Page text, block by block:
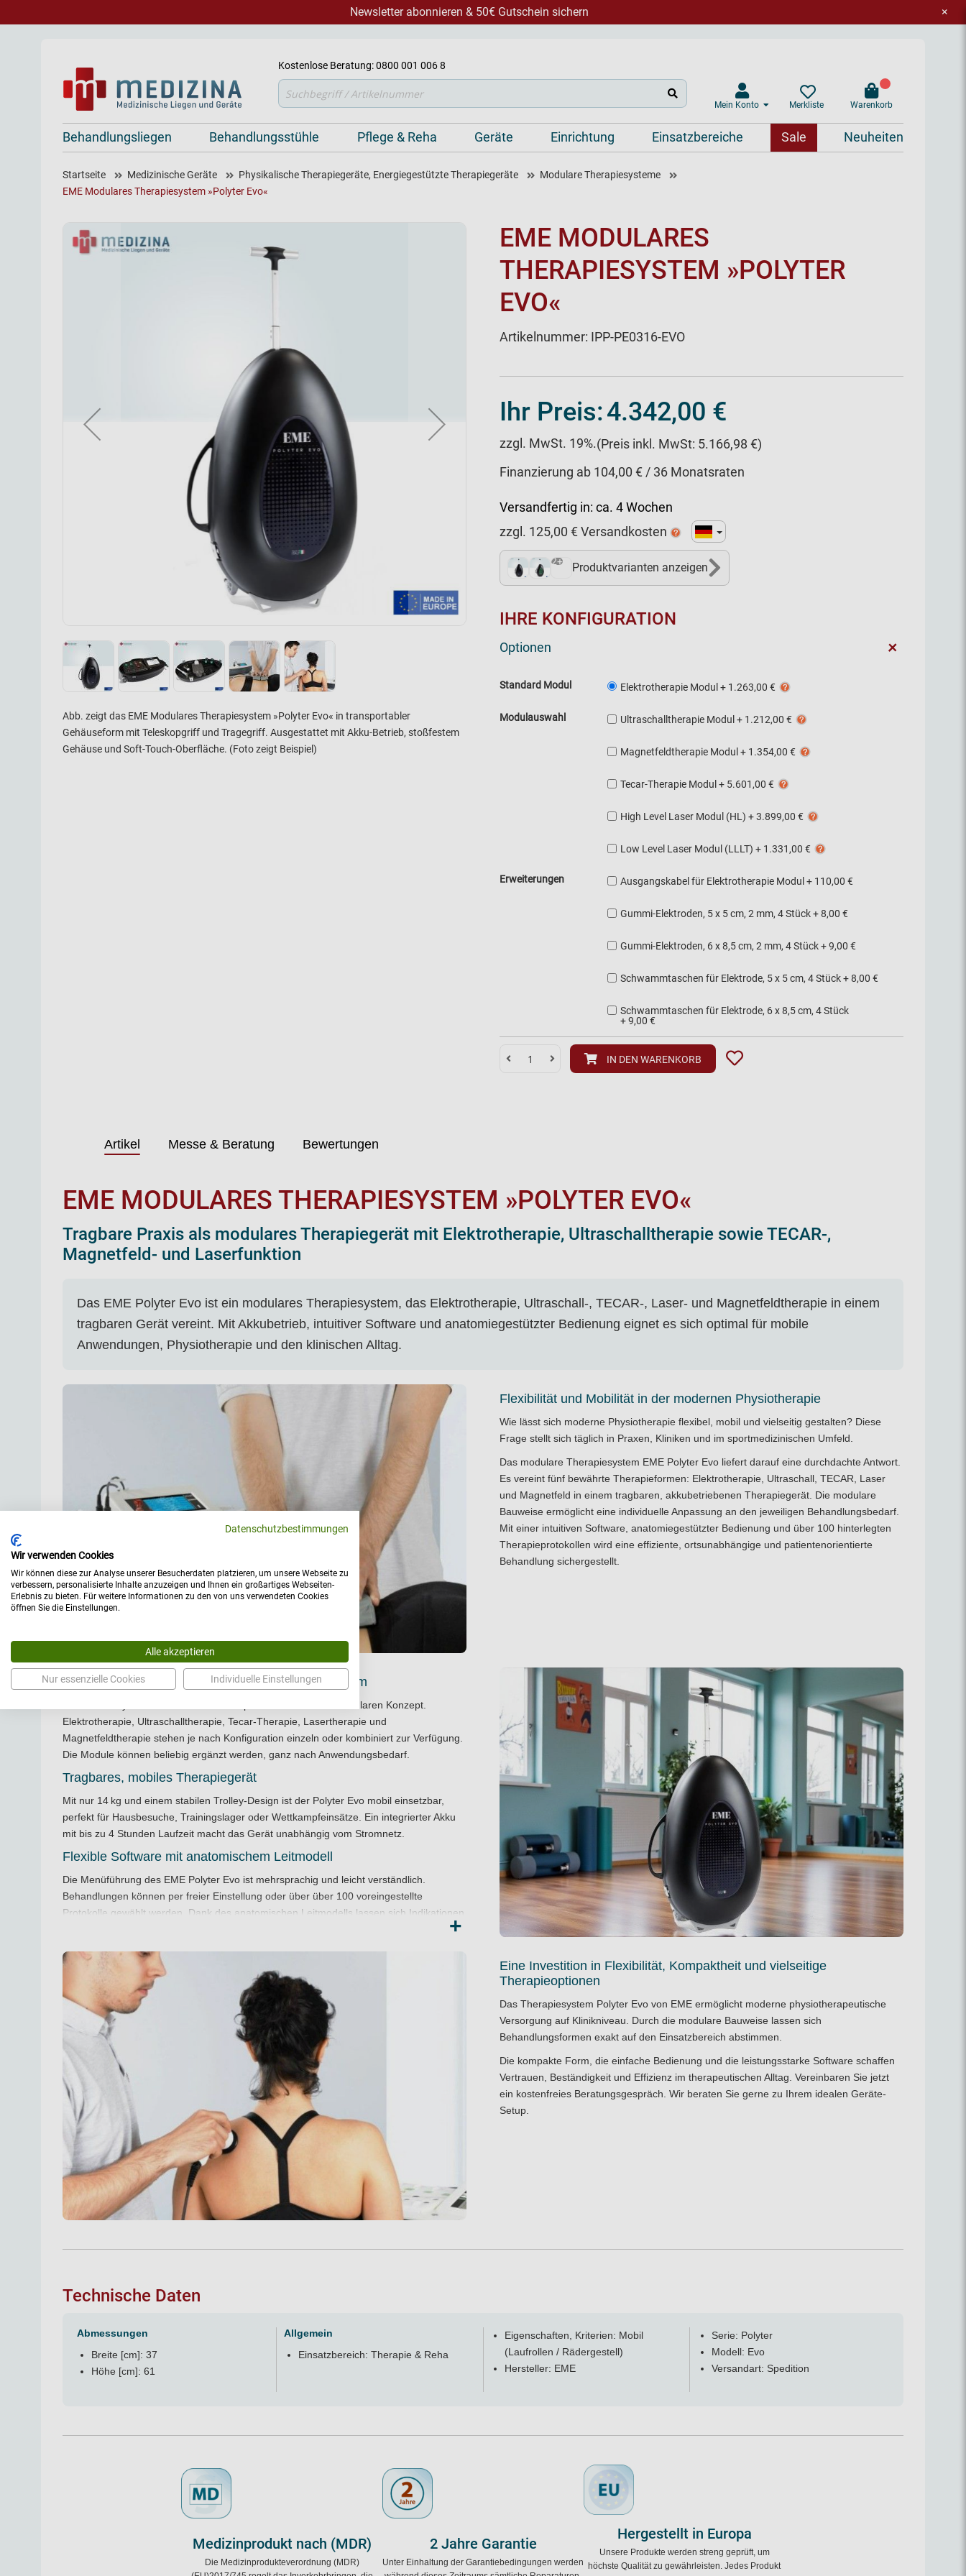
×
Newsletter abonnieren & 50€ Gutschein sichern
Kostenlose Beratung: 0800 001 006 8
Mein Konto Merkliste Warenkorb
Suche
Behandlungsliegen Behandlungsstühle Pflege & Reha Geräte Einrichtung Einsatzbereiche Sale Neuheiten
Startseite Medizinische Geräte Physikalische Therapiegeräte, Energiegestützte Therapiegeräte
Modulare Therapiesysteme
EME Modulares Therapiesystem »Polyter Evo«
Abb. zeigt das EME Modulares Therapiesystem »Polyter Evo« in transportabler
Gehäuseform mit Teleskopgriff und Tragegriff. Ausgestattet mit Akku-Betrieb, stoßfestem
Gehäuse und Soft-Touch-Oberfläche. (Foto zeigt Beispiel)
EME MODULARES
THERAPIESYSTEM »POLYTER
EVO«
Artikelnummer: IPP-PE0316-EVO
Ihr Preis:4.342,00 €
zzgl. MwSt. 19%.(Preis inkl. MwSt: 5.166,98 €)
Finanzierung ab 104,00 € / 36 Monatsraten
Versandfertig in: ca. 4 Wochen
zzgl. 125,00 € Versandkosten
2+ Produktvarianten anzeigen
IHRE KONFIGURATION
Optionen +
Standard Modul Elektrotherapie Modul+ 1.263,00 €
Modulauswahl Ultraschalltherapie Modul+ 1.212,00 €
Magnetfeldtherapie Modul+ 1.354,00 €
Tecar-Therapie Modul+ 5.601,00 €
High Level Laser Modul (HL)+3.899,00 €
Low Level Laser Modul (LLLT)+ 1.331,00 €
Erweiterungen Ausgangskabel für Elektrotherapie Modul+ 110,00 €
Gummi-Elektroden, 5 x 5 cm, 2 mm, 4 Stück+8,00 €
Gummi-Elektroden, 6 x 8,5 cm, 2 mm, 4 Stück+9,00 €
Schwammtaschen für Elektrode, 5 x 5 cm, 4 Stück+8,00 €
Schwammtaschen für Elektrode, 6 x 8,5 cm, 4 Stück
+9,00 €
IN DEN WARENKORB
Artikel Messe & Beratung Bewertungen
EME MODULARES THERAPIESYSTEM »POLYTER EVO«
Tragbare Praxis als modulares Therapiegerät mit Elektrotherapie, Ultraschalltherapie sowie TECAR-,
Magnetfeld- und Laserfunktion
Das EME Polyter Evo ist ein modulares Therapiesystem, das Elektrotherapie, Ultraschall-, TECAR-, Laser- und Magnetfeldtherapie in einem
tragbaren Gerät vereint. Mit Akkubetrieb, intuitiver Software und anatomiegestützter Bedienung eignet es sich optimal für mobile
Anwendungen, Physiotherapie und den klinischen Alltag.
Flexibilität und Mobilität in der modernen Physiotherapie
Wie lässt sich moderne Physiotherapie flexibel, mobil und vielseitig gestalten? Diese
Frage stellt sich täglich in Praxen, Kliniken und im sportmedizinischen Umfeld.
Das modulare Therapiesystem EME Polyter Evo liefert darauf eine durchdachte Antwort.
Es vereint fünf bewährte Therapieformen: Elektrotherapie, Ultraschall, TECAR, Laser
und Magnetfeld in einem tragbaren, akkubetriebenen Therapiegerät. Die modulare
Bauweise ermöglicht eine individuelle Anpassung an den jeweiligen Behandlungsbedarf.
Mit einer intuitiven Software, anatomiegestützter Bedienung und über 100 hinterlegten
Therapieprotokollen wird eine effiziente, ortsunabhängige und patientenorientierte
Behandlung sichergestellt.
Alle elektromedizinischen Verfahren in einem System
Das EME Polyter Evo vereint fünf Therapieformen in einem modularen Konzept.
Elektrotherapie, Ultraschalltherapie, Tecar-Therapie, Lasertherapie und
Magnetfeldtherapie stehen je nach Konfiguration einzeln oder kombiniert zur Verfügung.
Die Module können beliebig ergänzt werden, ganz nach Anwendungsbedarf.
Tragbares, mobiles Therapiegerät
Mit nur 14 kg und einem stabilen Trolley-Design ist der Polyter Evo mobil einsetzbar,
perfekt für Hausbesuche, Trainingslager oder Wettkampfeinsätze. Ein integrierter Akku
mit bis zu 4 Stunden Laufzeit macht das Gerät unabhängig vom Stromnetz.
Flexible Software mit anatomischem Leitmodell
Die Menüführung des EME Polyter Evo ist mehrsprachig und leicht verständlich.
Behandlungen können per freier Einstellung oder über über 100 voreingestellte
Protokolle gewählt werden. Dank des anatomischen Leitmodells lassen sich Indikationen
Multitherapie und Kombinationsprotokolle
Das Kombinationstherapiegerät ist mit einem 7-Zoll-Touchdisplay ausgestattet, das eine
klare Menüführung und eine schnelle Navigation durch alle Funktionen ermöglicht. Die
robuste Elektronik ist vibrations- und stoßresistent verbaut und ermöglicht einen
zuverlässigen Dauerbetrieb, auch unter anspruchsvollen Bedingungen. Dank moderner
Speicherarchitektur lassen sich individuelle Einstellungen und Behandlungsverläufe
effizient verwalten.
+
Eine Investition in Flexibilität, Kompaktheit und vielseitige
Therapieoptionen
Das Therapiesystem Polyter Evo von EME ermöglicht moderne physiotherapeutische
Versorgung auf Klinikniveau. Durch die modulare Bauweise lassen sich
Behandlungsformen exakt auf den Einsatzbereich abstimmen.
Die kompakte Form, die einfache Bedienung und die leistungsstarke Software schaffen
Vertrauen, Beständigkeit und Effizienz im therapeutischen Alltag. Vereinbaren Sie jetzt
ein kostenfreies Beratungsgespräch . Wir beraten Sie gerne zu Ihrem idealen Geräte-
Setup.
Technische Daten
Abmessungen
Breite [cm]: 37
Höhe [cm]: 61
Allgemein
Einsatzbereich: Therapie & Reha
Eigenschaften, Kriterien: Mobil
(Laufrollen / Rädergestell)
Hersteller: EME
Serie: Polyter
Modell: Evo
Versandart: Spedition
Medizinprodukt nach (MDR)
Die Medizinprodukteverordnung (MDR)
2 Jahre Garantie
Unter Einhaltung der Garantiebedingungen werden
Hergestellt in Europa
Unsere Produkte werden streng geprüft, um
höchste Qualität zu gewährleisten. Jedes Produkt
Datenschutzbestimmungen
Wir verwenden Cookies
Wir können diese zur Analyse unserer Besucherdaten platzieren, um unsere Webseite zu
verbessern, personalisierte Inhalte anzuzeigen und Ihnen ein großartiges Webseiten-
Erlebnis zu bieten. Für weitere Informationen zu den von uns verwendeten Cookies
öffnen Sie die Einstellungen.
Alle akzeptieren
Nur essenzielle Cookies Individuelle Einstellungen